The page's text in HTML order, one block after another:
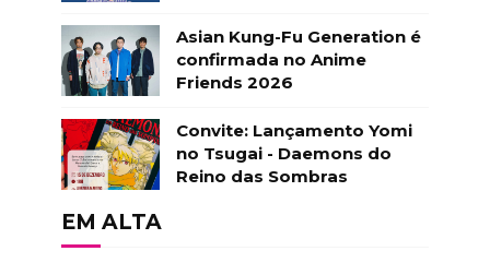
Asian Kung-Fu Generation é
confirmada no Anime
Friends 2026
Convite: Lançamento Yomi
no Tsugai - Daemons do
Reino das Sombras
EM ALTA